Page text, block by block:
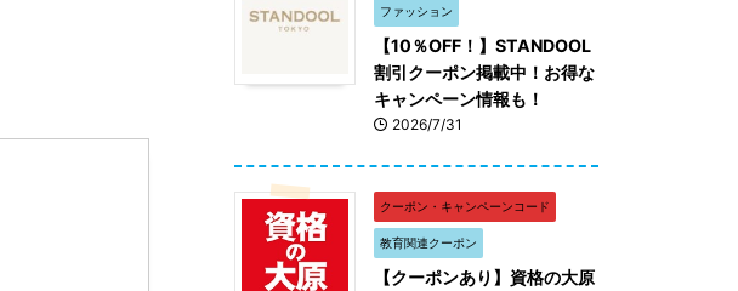
ファッション
【10％OFF！】STANDOOL
割引クーポン掲載中！お得な
キャンペーン情報も！
2026/7/31
クーポン・キャンペーンコード
教育関連クーポン
【クーポンあり】資格の大原